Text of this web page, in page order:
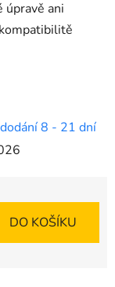
úpravě ani
8 - 21 dní
DO KOŠÍKU